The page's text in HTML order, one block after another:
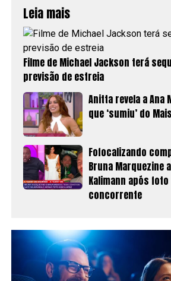
Leia mais
Filme de Michael Jackson terá
previsão de estreia
Anitta revela a Ana
que ‘sumiu’ do
Fofocalizando
Bruna Marquezine
Kalimann após
concorrente